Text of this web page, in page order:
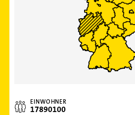
EINWOHNER
17890100